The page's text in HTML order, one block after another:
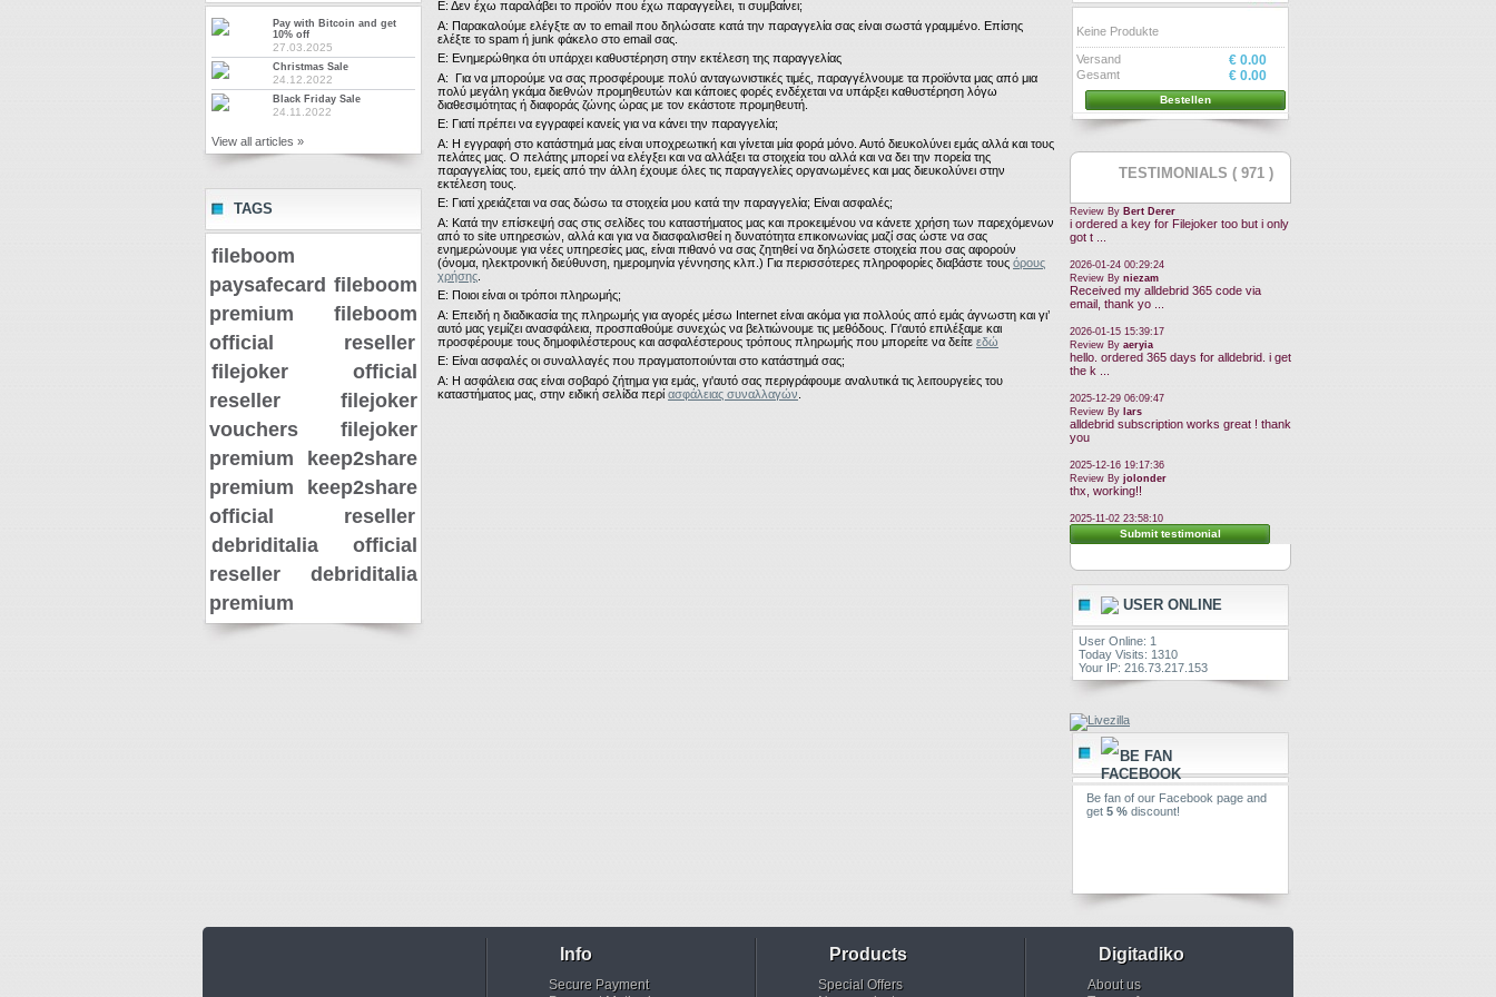
Pay with Bitcoin and get
10% off
27.03.2025
Christmas Sale
24.12.2022
Black Friday Sale
24.11.2022
View all articles »
TAGS
fileboom
paysafecard fileboom
premium
fileboom
official reseller
filejoker official
reseller
filejoker
vouchers
filejoker
premium
keep2share
premium
keep2share
official reseller
debriditalia official
reseller
debriditalia
premium
Ε: Δεν έχω παραλάβει το προϊόν που έχω παραγγείλει, τι συμβαίνει;
Α: Παρακαλούμε ελέγξτε αν το email που δηλώσατε κατά την παραγγελία σας είναι σωστά γραμμένο. Επίσης
ελέξτε το spam ή junk φάκελο στο email σας.
Ε: Ενημερώθηκα ότι υπάρχει καθυστέρηση στην εκτέλεση της παραγγελίας
Α: Για να μπορούμε να σας προσφέρουμε πολύ ανταγωνιστικές τιμές, παραγγέλνουμε τα προϊόντα μας από μια
πολύ μεγάλη γκάμα διεθνών προμηθευτών και κάποιες φορές ενδέχεται να υπάρξει καθυστέρηση λόγω
διαθεσιμότητας ή διαφοράς ζώνης ώρας με τον εκάστοτε προμηθευτή.
Ε: Γιατί πρέπει να εγγραφεί κανείς για να κάνει την παραγγελία;
Α: Η εγγραφή στο κατάστημά μας είναι υποχρεωτική και γίνεται μία φορά μόνο. Αυτό διευκολύνει εμάς αλλά και τους
πελάτες μας. Ο πελάτης μπορεί να ελέγξει και να αλλάξει τα στοιχεία του αλλά και να δει την πορεία της
παραγγελίας του, εμείς από την άλλη έχουμε όλες τις παραγγελίες οργανωμένες και μας διευκολύνει στην
εκτέλεση τους.
Ε: Γιατί χρειάζεται να σας δώσω τα στοιχεία μου κατά την παραγγελία; Είναι ασφαλές;
Α: Κατά την επίσκεψή σας στις σελίδες του καταστήματος μας και προκειμένου να κάνετε χρήση των παρεχόμενων
από το site υπηρεσιών, αλλά και για να διασφαλισθεί η δυνατότητα επικοινωνίας μαζί σας ώστε να σας
ενημερώνουμε για νέες υπηρεσίες μας, είναι πιθανό να σας ζητηθεί να δηλώσετε στοιχεία που σας αφορούν
(όνομα, ηλεκτρονική διεύθυνση, ημερομηνία γέννησης κλπ.) Για περισσότερες πληροφορίες διαβάστε τους όρους
χρήσης
Ε: Ποιοι είναι οι τρόποι πληρωμής;
Α: Επειδή η διαδικασία της πληρωμής για αγορές μέσω Internet είναι ακόμα για πολλούς από εμάς άγνωστη και γι’
αυτό μας γεμίζει ανασφάλεια, προσπαθούμε συνεχώς να βελτιώνουμε τις μεθόδους. Γι'αυτό επιλέξαμε και
προσφέρουμε τους δημοφιλέστερους και ασφαλέστερους τρόπους πληρωμής που μπορείτε να δείτε εδώ
Ε: Είναι ασφαλές οι συναλλαγές που πραγματοποιύνται στο κατάστημά σας;
Α: Η ασφάλεια σας είναι σοβαρό ζήτημα για εμάς, γι'αυτό σας περιγράφουμε αναλυτικά τις λειτουργείες του
καταστήματος μας, στην ειδική σελίδα περίασφάλειας συναλλαγών
Keine Produkte
Versand € 0.00
Gesamt € 0.00
Bestellen
TESTIMONIALS ( 971 )
Review By Bert Derer
i ordered a key for Filejoker too but i only
got t ...
2026-01-24 00:29:24
Review By niezam
Received my alldebrid 365 code via
email, thank yo ...
2026-01-15 15:39:17
Review By aeryia
hello. ordered 365 days for alldebrid. i get
the k ...
2025-12-29 06:09:47
Review By lars
alldebrid subscription works great ! thank
you
2025-12-16 19:17:36
Review By jolonder
thx, working!!
2025-11-02 23:58:10
Submit testimonial
USER ONLINE
User Online: 1
Today Visits: 1310
Your IP: 216.73.217.153
BE FAN
Be fan of our Facebook page and
get 5 %discount!
Info
Secure Payment
Products
Special Offers
Digitadiko
About us